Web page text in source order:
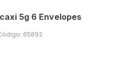
5g 6 Envelopes
65892